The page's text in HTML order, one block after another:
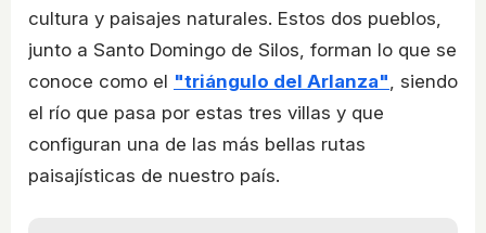
cultura y paisajes naturales. Estos dos pueblos,
junto a Santo Domingo de Silos, forman lo que se
conoce como el "triángulo del Arlanza", siendo
el río que pasa por estas tres villas y que
configuran una de las más bellas rutas
paisajísticas de nuestro país.